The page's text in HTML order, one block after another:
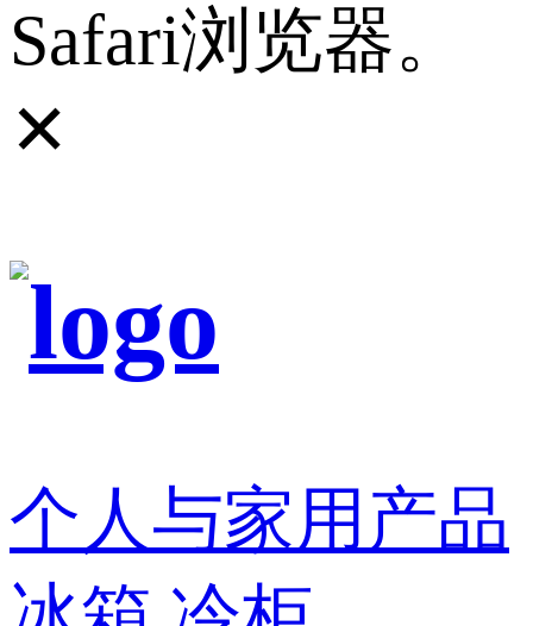
Safari浏览器。
✕
个人与家用产品